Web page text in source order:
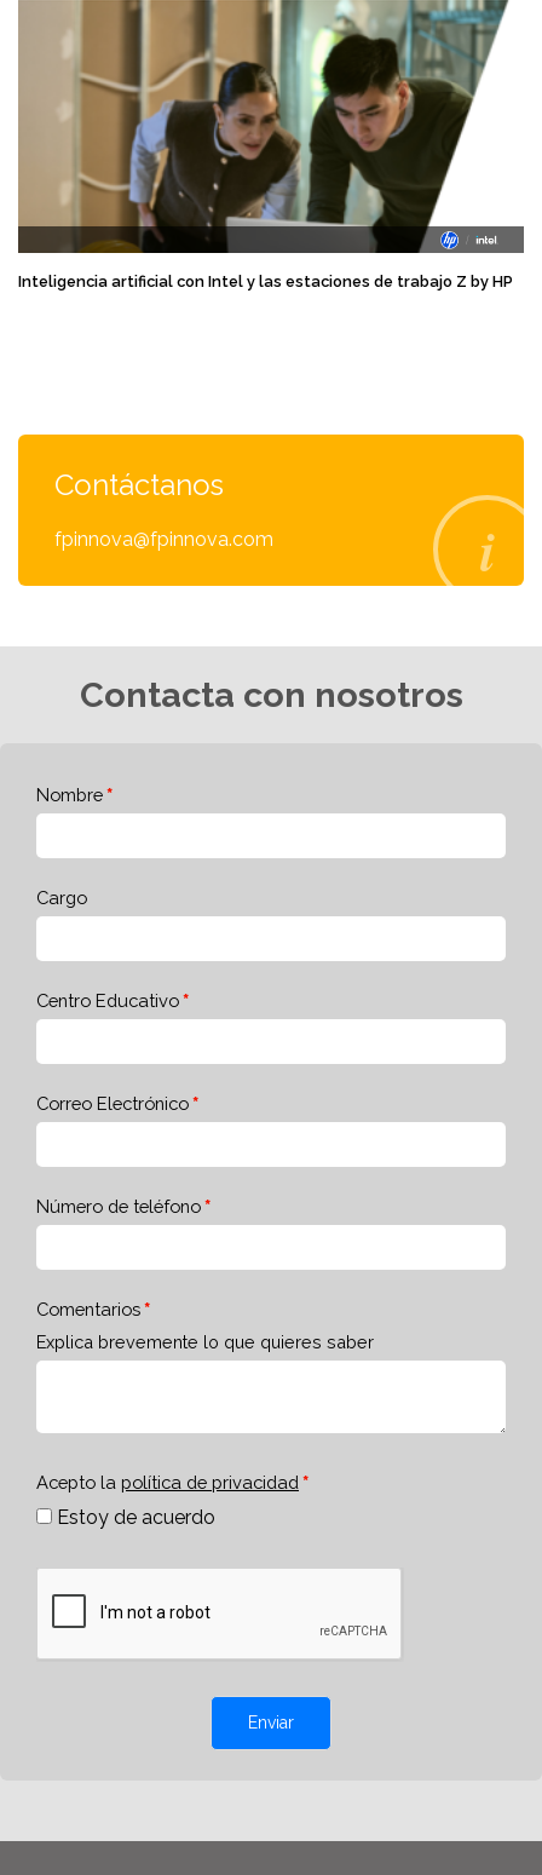
Inteligencia artificial con Intel y las estaciones de trabajo Z by HP
Contáctanos
fpinnova@fpinnova.com
Contacta con nosotros
Nombre
Cargo
Centro Educativo
Correo Electrónico
Número de teléfono
Comentarios
Explica brevemente lo que quieres saber
Acepto la política de privacidad
Estoy de acuerdo
Enviar